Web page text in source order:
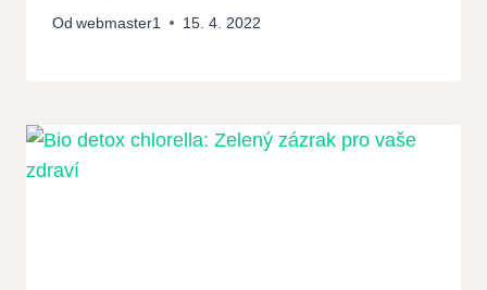
Od webmaster1 15. 4. 2022